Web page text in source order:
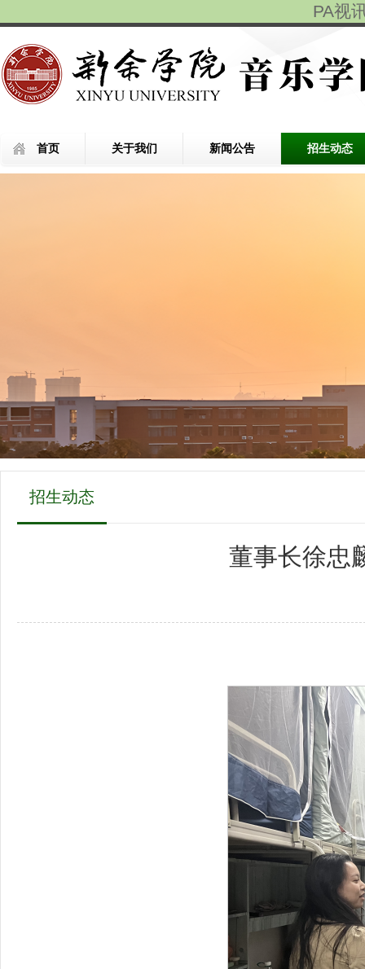
PA视
首页 关于我们 新闻公告 招生动态
招生动态
董事长徐忠